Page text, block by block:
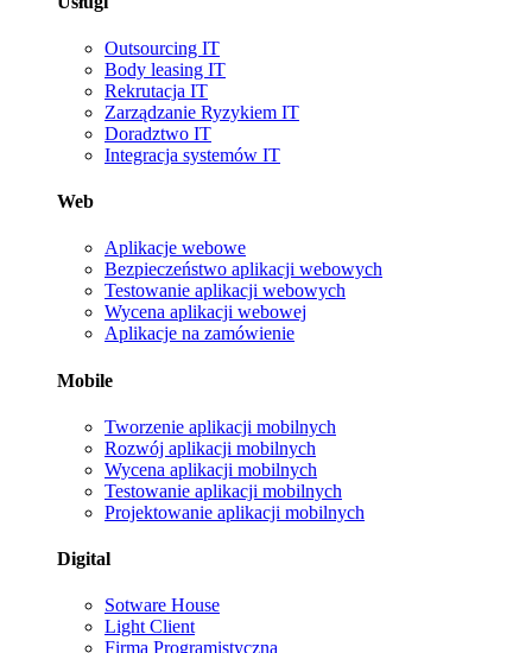
Outsourcing IT
Body leasing IT
Rekrutacja IT
Zarządzanie Ryzykiem IT
Doradztwo IT
Integracja systemów IT
Web
Aplikacje webowe
Bezpieczeństwo aplikacji webowych
Testowanie aplikacji webowych
Wycena aplikacji webowej
Aplikacje na zamówienie
Mobile
Tworzenie aplikacji mobilnych
Rozwój aplikacji mobilnych
Wycena aplikacji mobilnych
Testowanie aplikacji mobilnych
Projektowanie aplikacji mobilnych
Digital
Sotware House
Light Client
Firma Programistyczna